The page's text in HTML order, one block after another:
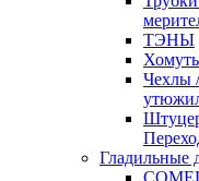
ТЭНЫ
Чехлы
Гладильные